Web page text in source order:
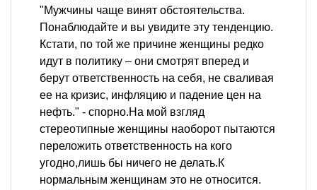
"Мужчины чаще винят обстоятельства.
Понаблюдайте и вы увидите эту тенденцию.
Кстати, по той же причине женщины редко
идут в политику – они смотрят вперед и
берут ответственность на себя, не сваливая
ее на кризис, инфляцию и падение цен на
нефть." - спорно.На мой взгляд
стереотипные женщины наоборот пытаются
переложить ответственность на кого
угодно,лишь бы ничего не делать.К
нормальным женщинам это не относится.